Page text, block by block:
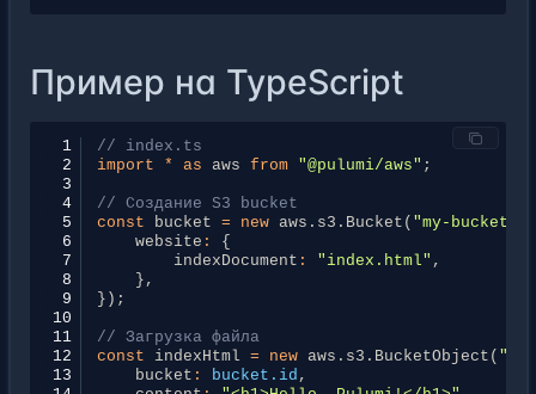
Пример на TypeScript
1
// index.ts
2
import * as aws from "@pulumi/aws" ;
3
4
// Создание S3 bucket
5
const bucket = new aws . s3 . Bucket ( "my-bucket"
6
website :
{
7
indexDocument : "index.html" ,
8
},
9
});
10
11
// Загрузка файла
12
const indexHtml = new aws . s3 . BucketObject (
13
bucket : bucket.id ,